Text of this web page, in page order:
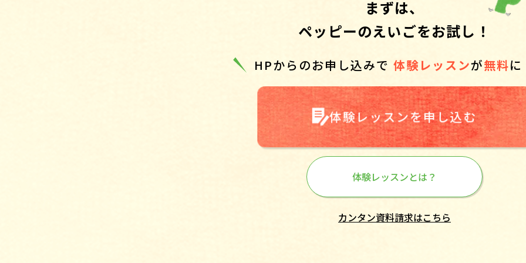
まずは、
ペッピーのえいごをお試し！
HPからのお申し込みで 体験レッスンが無料
体験レッスンを申し込む
体験レッスンとは？
カンタン資料請求はこちら